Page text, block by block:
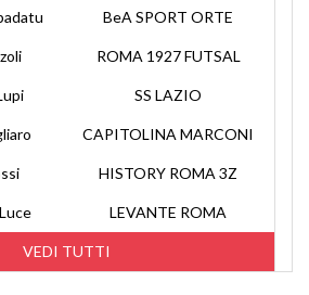
VEDI TUTTI
BeA SPORT ORTE
ROMA 1927 FUTSAL
SS LAZIO
CAPITOLINA MARCONI
HISTORY ROMA 3Z
LEVANTE ROMA